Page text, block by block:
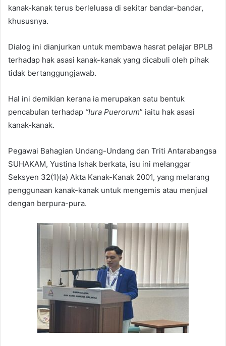
kanak-kanak terus berleluasa di sekitar bandar-bandar,
khususnya.
Dialog ini dianjurkan untuk membawa hasrat pelajar BPLB
terhadap hak asasi kanak-kanak yang dicabuli oleh pihak
tidak bertanggungjawab.
Hal ini demikian kerana ia merupakan satu bentuk
pencabulan terhadap “Iura Puerorum” iaitu hak asasi
kanak-kanak.
Pegawai Bahagian Undang-Undang dan Triti Antarabangsa
SUHAKAM, Yustina Ishak berkata, isu ini melanggar
Seksyen 32(1)(a) Akta Kanak-Kanak 2001, yang melarang
penggunaan kanak-kanak untuk mengemis atau menjual
dengan berpura-pura.